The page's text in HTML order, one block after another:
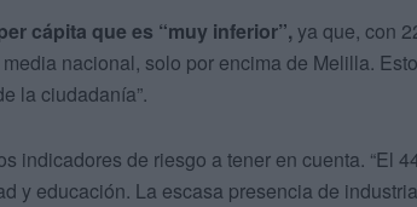
cápita que es “muy inferior”, ya que, con
nacional, solo por encima de Melilla.
la ciudadanía”.
indicadores de riesgo a tener en cuenta. “El
y educación. La escasa presencia de